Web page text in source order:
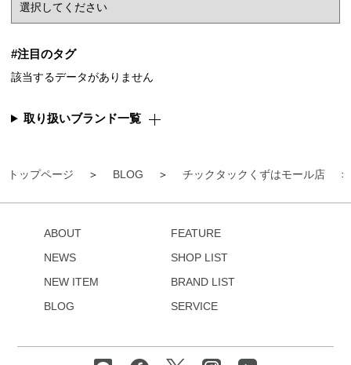
トップページ BLOG チックタックくずはモール店
#注目のタグ
該当するデータがありません
取り扱いブランド一覧
ABOUT
NEWS
NEW ITEM
BLOG
FEATURE
SHOP LIST
BRAND LIST
SERVICE